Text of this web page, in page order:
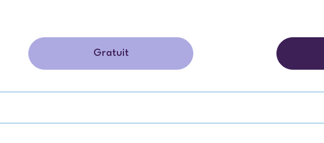
Gratuit